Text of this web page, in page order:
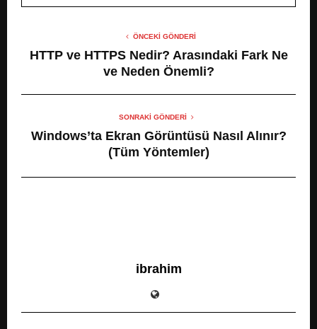
ÖNCEKI GÖNDERI
HTTP ve HTTPS Nedir? Arasındaki Fark Ne
ve Neden Önemli?
SONRAKI GÖNDERI
Windows’ta Ekran Görüntüsü Nasıl Alınır?
(Tüm Yöntemler)
ibrahim